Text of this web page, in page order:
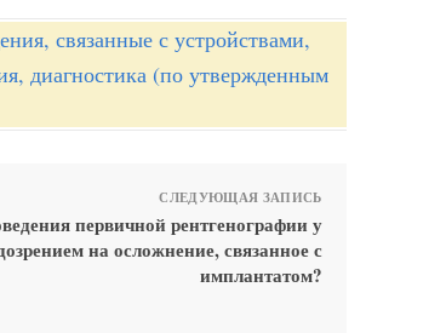
связанные с устройствами,
диагностика (по утвержденным
СЛЕДУЮЩАЯ ЗАПИСЬ
первичной рентгенографии у
на осложнение, связанное с
имплантатом?